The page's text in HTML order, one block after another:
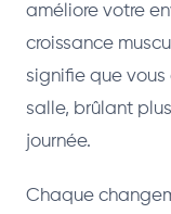
améliore votre
croissance
signifie que
salle, brûlant
journée.
Chaque